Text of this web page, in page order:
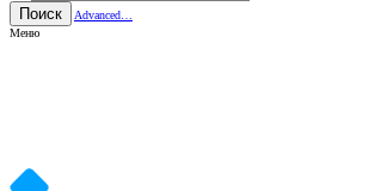
Поиск
Advanced…
Меню